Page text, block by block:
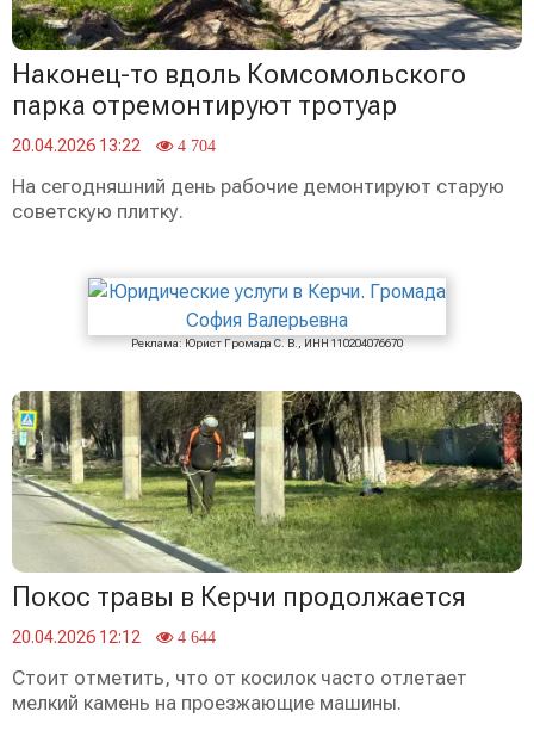
Наконец-то вдоль Комсомольского
парка отремонтируют тротуар
20.04.2026 13:22 4 704
На сегодняшний день рабочие демонтируют старую
советскую плитку.
Реклама: Юрист Громада С. В., ИНН 110204076670
Покос травы в Керчи продолжается
20.04.2026 12:12 4 644
Стоит отметить, что от косилок часто отлетает
мелкий камень на проезжающие машины.